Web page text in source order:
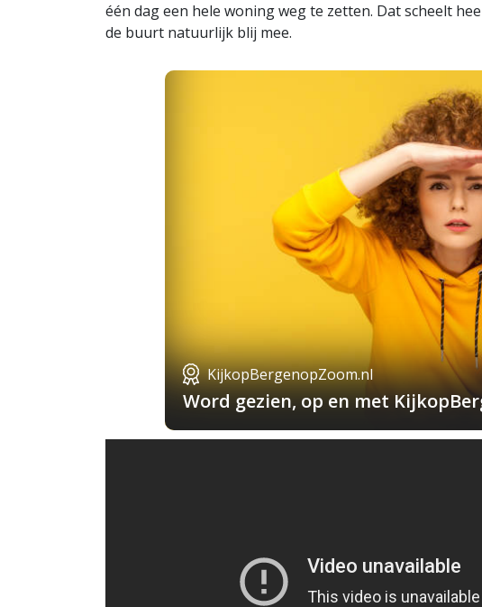
één dag een hele woning weg te zetten. Dat scheelt
de buurt natuurlijk blij mee.
KijkopBergenopZoom.nl
Word gezien, op en met